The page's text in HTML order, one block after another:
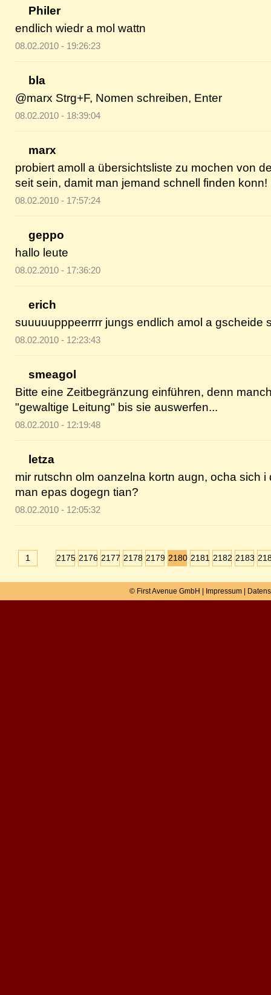
Philer
endlich wiedr a mol wattn
08.02.2010 - 19:26:23
bla
@marx Strg+F, Nomen schreiben, Enter
08.02.2010 - 18:39:04
marx
probiert amoll a übersichtsliste zu mochen von
seit sein, damit man jemand schnell finden konn!
08.02.2010 - 17:57:24
geppo
hallo leute
08.02.2010 - 17:36:20
erich
suuuuupppeerrrr jungs endlich amol a gscheide
08.02.2010 - 12:23:43
smeagol
Bitte eine Zeitbegränzung einführen, denn
"gewaltige Leitung" bis sie auswerfen...
08.02.2010 - 12:19:48
letza
mir rutschn olm oanzelna kortn augn, ocha sich i
man epas dogegn tian?
08.02.2010 - 12:05:32
1 2175 2176 2177 2178 2179 2180 2181 2182 2183
© First Avenue GmbH | Impressum